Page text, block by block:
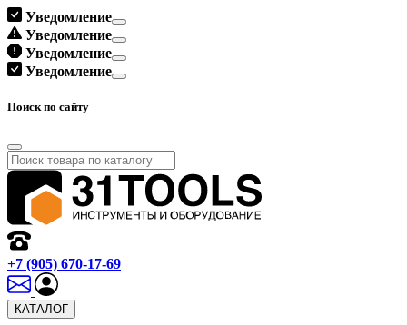
Уведомление
Уведомление
Уведомление
Уведомление
Поиск по сайту
+7 (905) 670-17-69
КАТАЛОГ